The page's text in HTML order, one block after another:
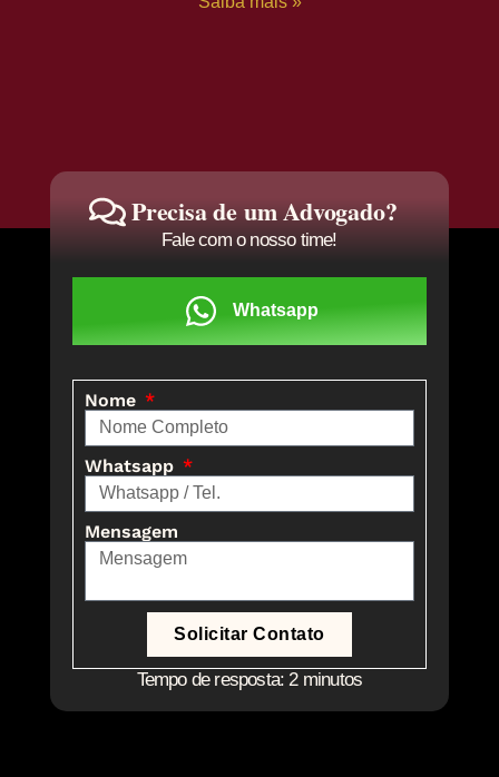
Precisa de um Advogado?
Fale com o nosso time!
Whatsapp
Nome
Whatsapp
Mensagem
Solicitar Contato
Tempo de resposta: 2 minutos